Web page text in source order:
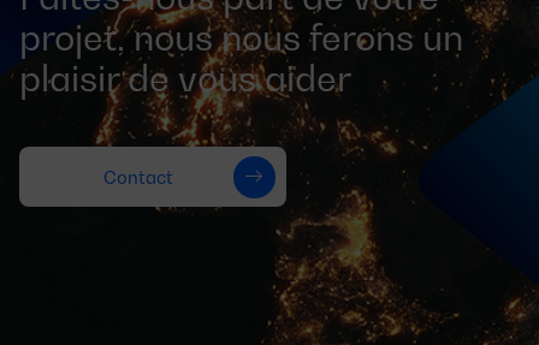
projet, nous nous ferons un
plaisir de vous aider
Contact